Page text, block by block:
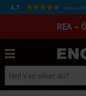
4.7 Baserat på
REA –